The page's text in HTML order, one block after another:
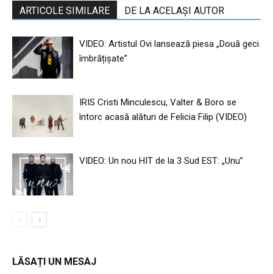
ARTICOLE SIMILARE DE LA ACELAȘI AUTOR
VIDEO: Artistul Ovi lansează piesa „Două geci
îmbrățișate”
IRIS Cristi Minculescu, Valter & Boro se
întorc acasă alături de Felicia Filip (VIDEO)
VIDEO: Un nou HIT de la 3 Sud EST: „Unu”
LĂSAȚI UN MESAJ